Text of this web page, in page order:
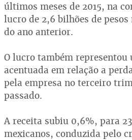
últimos meses de 2015, na
lucro de 2,6 bilhões de
do ano anterior.
O lucro também representou
acentuada em relação a
pela empresa no terceiro
passado.
A receita subiu 0,6%, para
mexicanos, conduzida pelo